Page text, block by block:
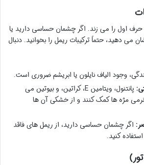
اول را می زند. اگر چشمان حساسی دارید یا
می دهید، حتماً ترکیبات ریمل را بخوانید. دنبال
وجود الیاف نایلون یا ابریشم ضروری است.
پانتنول، ویتامین E، کراتین، و بیوتین می
نرمی مژه ها کمک کنند و از خشکی آن ها
اگر چشمان حساسی دارید، از ریمل های فاقد
کنید.